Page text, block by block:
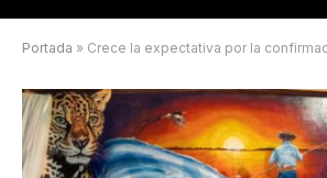
Portada » Crece la expectativa por la confirmación del